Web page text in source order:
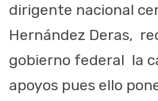
dirigente nacional
Hernández Deras,
gobierno federal la
apoyos pues ello